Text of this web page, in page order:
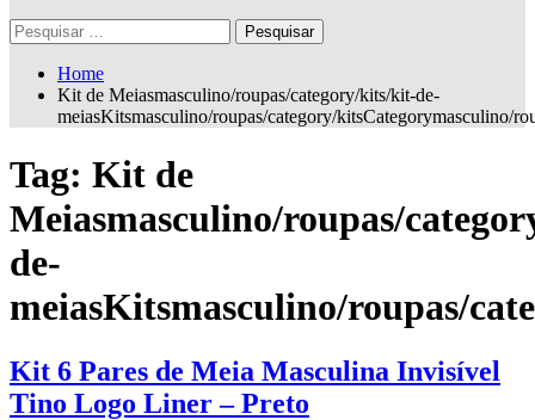
Pesquisar
por:
Home
Kit de Meiasmasculino/roupas/category/kits/kit-de-
meiasKitsmasculino/roupas/category/kitsCategorymasculino/
Tag: Kit de
Meiasmasculino/roupas/
de-
meiasKitsmasculino/roupas/
Kit 6 Pares de Meia Masculina Invisível
Tino Logo Liner – Preto